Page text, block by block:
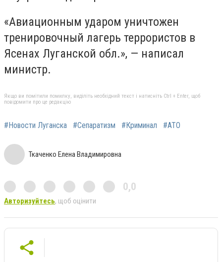
«Авиационным ударом уничтожен
тренировочный лагерь террористов в
Ясенах Луганской обл.», — написал
министр.
Якщо ви помітили помилку, виділіть необхідний текст і натисніть Ctrl + Enter, щоб
повідомити про це редакцію
#Новости Луганска #Сепаратизм #Криминал #АТО
Ткаченко Елена Владимировна
0,0
Авторизуйтесь, щоб оцінити